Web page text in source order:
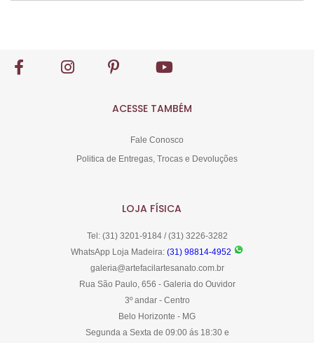
ACESSE TAMBÉM
Fale Conosco
Politica de Entregas, Trocas e Devoluções
LOJA FÍSICA
Tel: (31) 3201-9184 / (31) 3226-3282
WhatsApp Loja Madeira: (31) 98814-4952
galeria@artefacilartesanato.com.br
Rua São Paulo, 656 - Galeria do Ouvidor
3º andar - Centro
Belo Horizonte - MG
Segunda a Sexta de 09:00 ás 18:30 e